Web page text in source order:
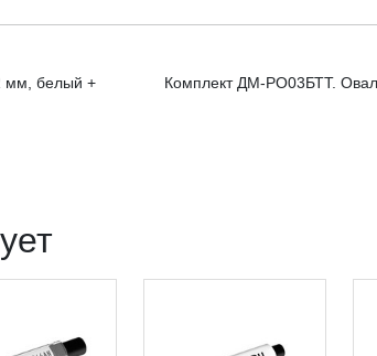
мм, белый +
Комплект ДМ-РО03БТТ.